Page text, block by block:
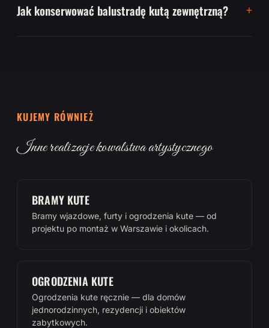
Jak konserwować balustradę kutą zewnętrzną?
KUJEMY RÓWNIEŻ
Inne realizacje kowalstwa artystycznego
BRAMY KUTE
Bramy wjazdowe, furty i ogrodzenia kute — od
projektu po montaż w Warszawie i okolicach.
OGRODZENIA KUTE
Ogrodzenia kute ręcznie — dla domów
jednorodzinnych, rezydencji i obiektów
zabytkowych.